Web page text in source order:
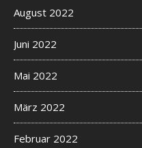
August 2022
Juni 2022
Mai 2022
März 2022
Februar 2022